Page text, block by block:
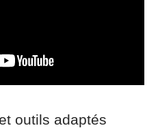
outils adaptés